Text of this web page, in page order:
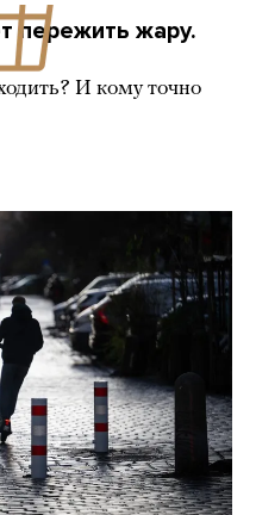
пережить жару.
И кому точно